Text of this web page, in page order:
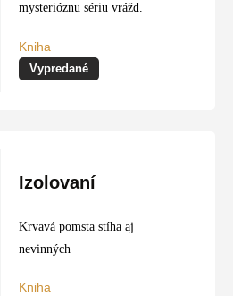
mysterióznu sériu vrážd.
Kniha
Vypredané
Izolovaní
Krvavá pomsta stíha aj
nevinných
Kniha